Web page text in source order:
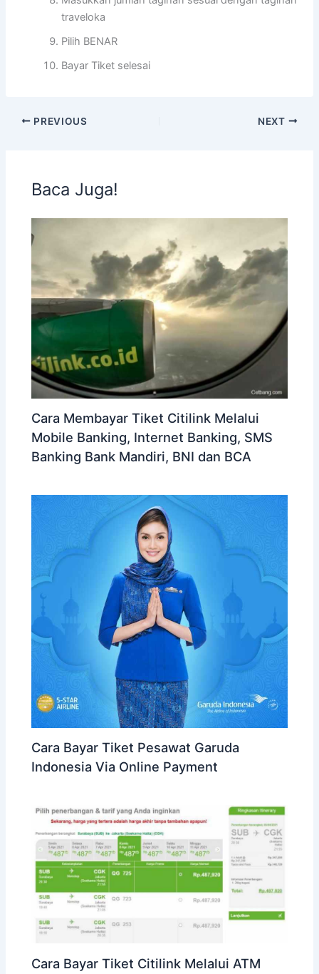
traveloka
Pilih BENAR
Bayar Tiket selesai
PREVIOUS NEXT
Baca Juga!
Cara Membayar Tiket Citilink Melalui
Mobile Banking, Internet Banking, SMS
Banking Bank Mandiri, BNI dan BCA
Cara Bayar Tiket Pesawat Garuda
Indonesia Via Online Payment
Cara Bayar Tiket Citilink Melalui ATM